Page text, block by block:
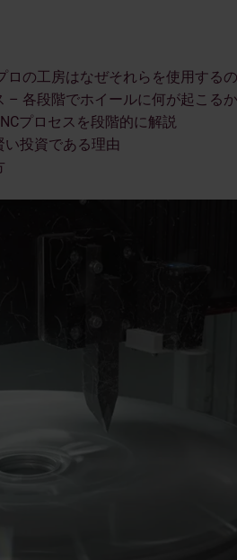
の工房はなぜそれらを使用する
– 各段階でホイールに何が起こるか
プロセスを段階的に解説
投資である理由